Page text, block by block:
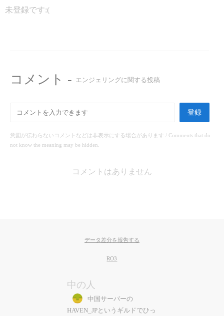
未登録です:(
コメント - エンジェリングに関する投稿
登録
意図が伝わらないコメントなどは非表示にする場合があります / Comments that do
not know the meaning may be hidden.
コメントはありません
データ差分を報告する
RO3
中の人
中国サーバーの
HAVEN_JPというギルドでひっ